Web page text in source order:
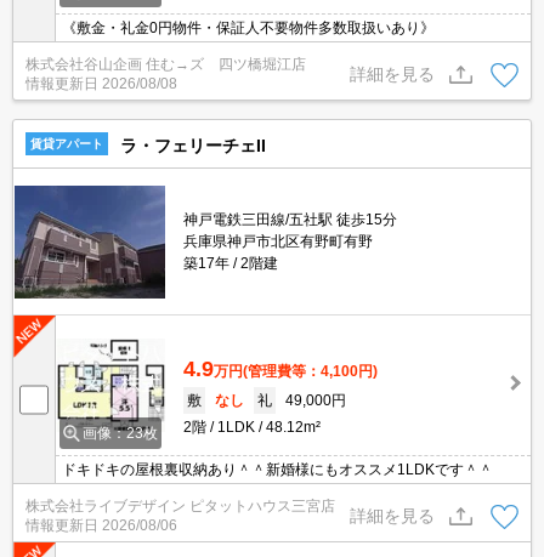
《敷金・礼金0円物件・保証人不要物件多数取扱いあり》
株式会社谷山企画 住む→ズ 四ツ橋堀江店
情報更新日 2026/08/08
詳細を見る
賃貸アパート ラ・フェリーチェII
神戸電鉄三田線/五社駅 徒歩15分
兵庫県神戸市北区有野町有野
築17年
2階建
画像：23枚
4.9万円(管理費等：4,100円)
敷
なし 礼
49,000円
2階
1LDK 48.12m²
ドキドキの屋根裏収納あり＾＾新婚様にもオススメ1LDKです＾＾
株式会社ライブデザイン ピタットハウス三宮店
情報更新日 2026/08/06
詳細を見る